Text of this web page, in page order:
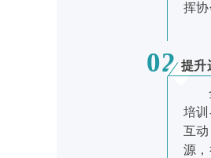
挥
02 提升
培
互
源